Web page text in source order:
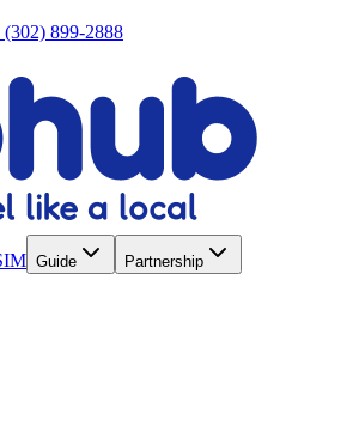
(302) 899-2888
Guide Partnership